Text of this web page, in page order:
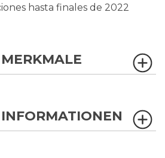
hasta finales de 2022